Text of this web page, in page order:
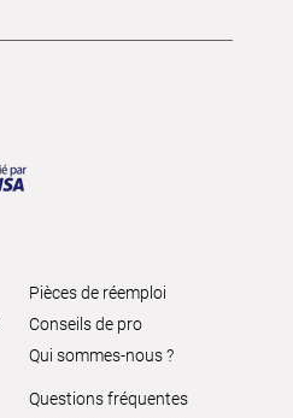
Pièces de réemploi
Conseils de pro
Qui sommes-nous ?
Questions fréquentes